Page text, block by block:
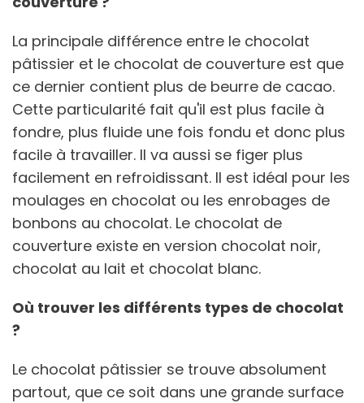
La principale différence entre le chocolat
pâtissier et le chocolat de couverture est que
ce dernier contient plus de beurre de cacao.
Cette particularité fait qu'il est plus facile à
fondre, plus fluide une fois fondu et donc plus
facile à travailler. Il va aussi se figer plus
facilement en refroidissant. Il est idéal pour les
moulages en chocolat ou les enrobages de
bonbons au chocolat. Le chocolat de
couverture existe en version chocolat noir,
chocolat au lait et chocolat blanc.
Où trouver les différents types de chocolat
?
Le chocolat pâtissier se trouve absolument
partout, que ce soit dans une grande surface